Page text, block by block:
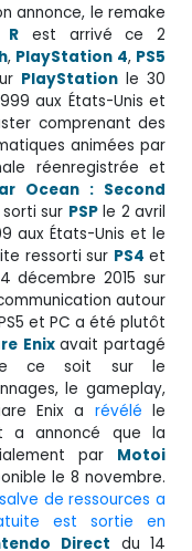
annonce, le remake
R est arrivé ce 2
, PlayStation 4, PS5
PlayStation le 30
aux États-Unis et
comprenant des
animées par
réenregistrée et
Ocean : Second
sur PSPle 2 avril
aux États-Unis et le
ressorti sur PS4 et
décembre 2015 sur
autour
et PC a été plutôt
Enixavait partagé
ce soit sur le
le gameplay,
Enix a révélé le
a annoncé que la
par Motoi
le 8 novembre.
de ressources a
est sortie en
Direct du 14